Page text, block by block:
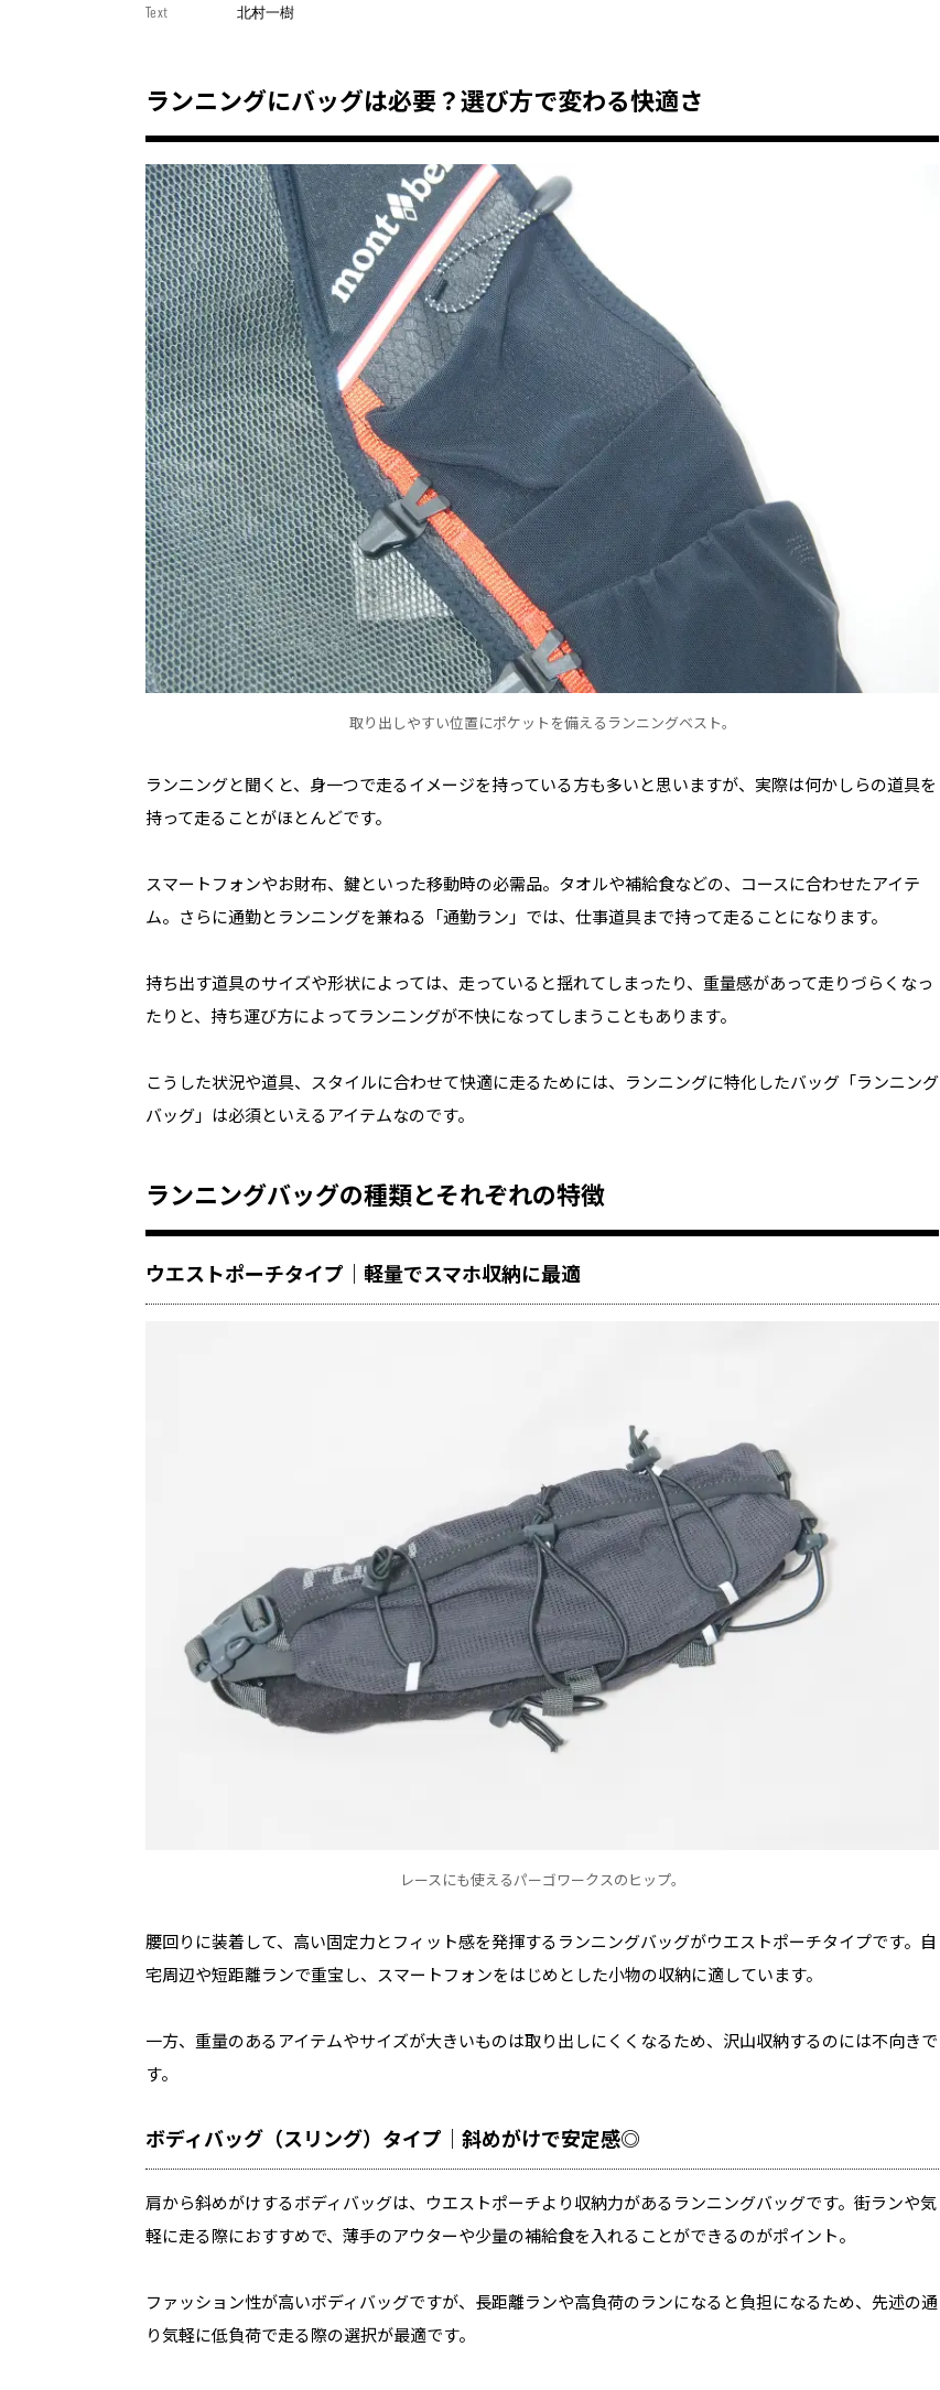
Text 北村一樹
ランニングにバッグは必要？選び方で変わる快適さ
取り出しやすい位置にポケットを備えるランニングベスト。
ランニングと聞くと、身一つで走るイメージを持っている方も多いと思いますが、実際は何かしらの道具を
持って走ることがほとんどです。
スマートフォンやお財布、鍵といった移動時の必需品。タオルや補給食などの、コースに合わせたアイテ
ム。さらに通勤とランニングを兼ねる「通勤ラン」では、仕事道具まで持って走ることになります。
持ち出す道具のサイズや形状によっては、走っていると揺れてしまったり、重量感があって走りづらくなっ
たりと、持ち運び方によってランニングが不快になってしまうこともあります。
こうした状況や道具、スタイルに合わせて快適に走るためには、ランニングに特化したバッグ「ランニング
バッグ」は必須といえるアイテムなのです。
ランニングバッグの種類とそれぞれの特徴
ウエストポーチタイプ｜軽量でスマホ収納に最適
レースにも使えるパーゴワークスのヒップ。
腰回りに装着して、高い固定力とフィット感を発揮するランニングバッグがウエストポーチタイプです。自
宅周辺や短距離ランで重宝し、スマートフォンをはじめとした小物の収納に適しています。
一方、重量のあるアイテムやサイズが大きいものは取り出しにくくなるため、沢山収納するのには不向きで
す。
ボディバッグ（スリング）タイプ｜斜めがけで安定感◎
肩から斜めがけするボディバッグは、ウエストポーチより収納力があるランニングバッグです。街ランや気
軽に走る際におすすめで、薄手のアウターや少量の補給食を入れることができるのがポイント。
ファッション性が高いボディバッグですが、長距離ランや高負荷のランになると負担になるため、先述の通
り気軽に低負荷で走る際の選択が最適です。